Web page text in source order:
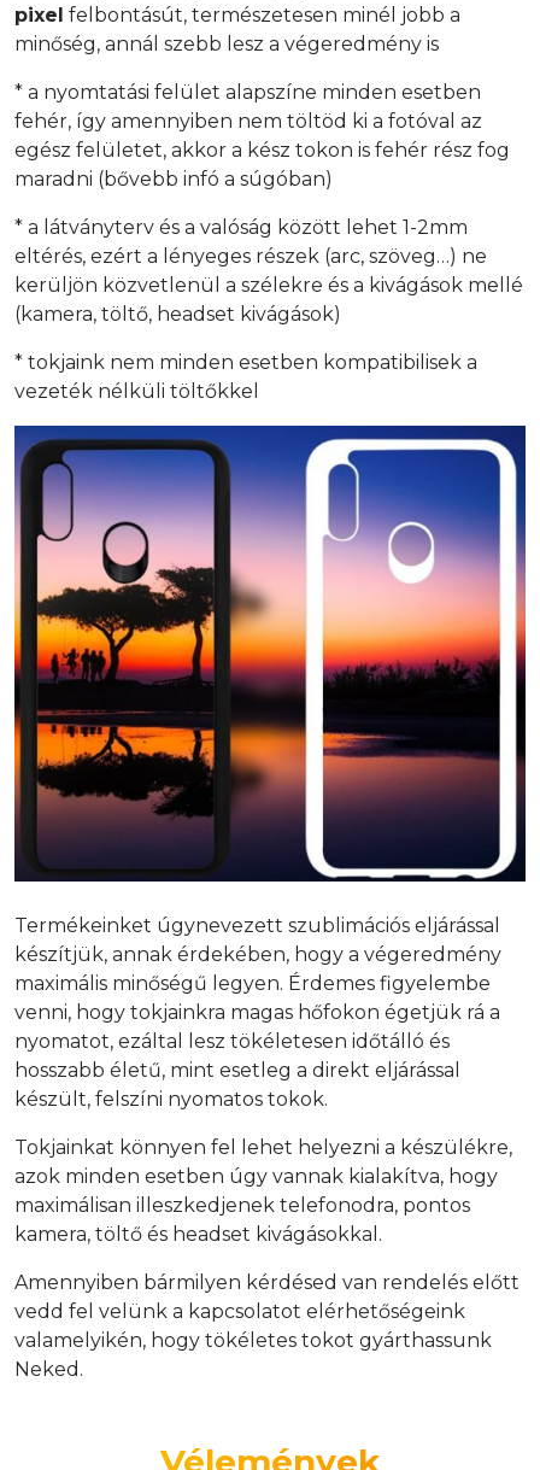
pixel felbontásút, természetesen minél jobb a
minőség, annál szebb lesz a végeredmény is
* a nyomtatási felület alapszíne minden esetben
fehér, így amennyiben nem töltöd ki a fotóval az
egész felületet, akkor a kész tokon is fehér rész fog
maradni (bővebb infó a súgóban)
* a látványterv és a valóság között lehet 1-2mm
eltérés, ezért a lényeges részek (arc, szöveg…) ne
kerüljön közvetlenül a szélekre és a kivágások mellé
(kamera, töltő, headset kivágások)
* tokjaink nem minden esetben kompatibilisek a
vezeték nélküli töltőkkel
Termékeinket úgynevezett szublimációs eljárással
készítjük, annak érdekében, hogy a végeredmény
maximális minőségű legyen. Érdemes figyelembe
venni, hogy tokjainkra magas hőfokon égetjük rá a
nyomatot, ezáltal lesz tökéletesen időtálló és
hosszabb életű, mint esetleg a direkt eljárással
készült, felszíni nyomatos tokok.
Tokjainkat könnyen fel lehet helyezni a készülékre,
azok minden esetben úgy vannak kialakítva, hogy
maximálisan illeszkedjenek telefonodra, pontos
kamera, töltő és headset kivágásokkal.
Amennyiben bármilyen kérdésed van rendelés előtt
vedd fel velünk a kapcsolatot elérhetőségeink
valamelyikén, hogy tökéletes tokot gyárthassunk
Neked.